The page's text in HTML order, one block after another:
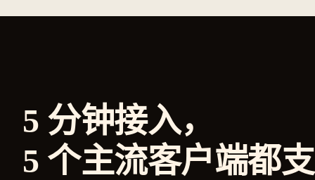
5 分钟接入，
5 个主流客户端都